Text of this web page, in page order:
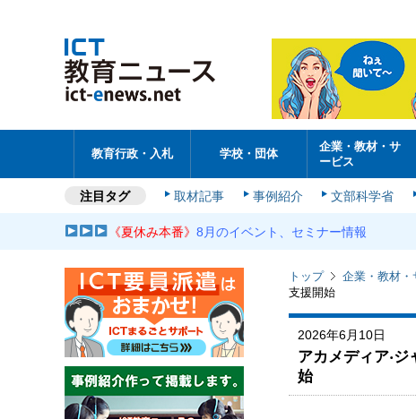
教育行政・入札 学校・団体
企業・教材・サ
ービス
注目タグ 取材記事 事例紹介 文部科学省
《夏休み本番》8月のイベント、セミナー情報
トップ 企業・教材・
支援開始
2026年6月10日
アカメディア‧
始